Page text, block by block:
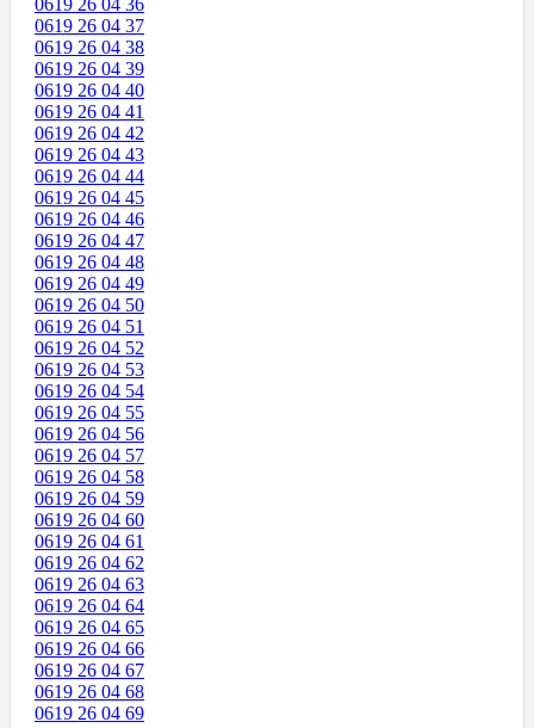
0619 26 04 36
0619 26 04 37
0619 26 04 38
0619 26 04 39
0619 26 04 40
0619 26 04 41
0619 26 04 42
0619 26 04 43
0619 26 04 44
0619 26 04 45
0619 26 04 46
0619 26 04 47
0619 26 04 48
0619 26 04 49
0619 26 04 50
0619 26 04 51
0619 26 04 52
0619 26 04 53
0619 26 04 54
0619 26 04 55
0619 26 04 56
0619 26 04 57
0619 26 04 58
0619 26 04 59
0619 26 04 60
0619 26 04 61
0619 26 04 62
0619 26 04 63
0619 26 04 64
0619 26 04 65
0619 26 04 66
0619 26 04 67
0619 26 04 68
0619 26 04 69